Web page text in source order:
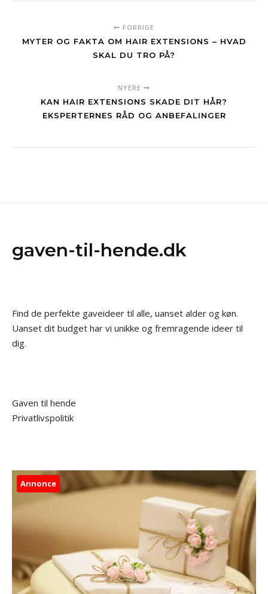
FORRIGE
MYTER OG FAKTA OM HAIR EXTENSIONS – HVAD
SKAL DU TRO PÅ?
NYERE
KAN HAIR EXTENSIONS SKADE DIT HÅR?
EKSPERTERNES RÅD OG ANBEFALINGER
gaven-til-hende.dk
Find de perfekte gaveideer til alle, uanset alder og køn.
Uanset dit budget har vi unikke og fremragende ideer til
dig.
Gaven til hende
Privatlivspolitik
Annonce